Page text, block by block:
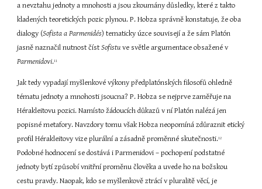
a nevztahu jednoty a mnohosti a jsou zkoumány důsledky, které z takto
kladených teoretických pozic plynou. P. Hobza správně konstatuje, že oba
dialogy (Sofista a Parmenidés) tematicky úzce souvisejí a že sám Platón
jasně naznačil nutnost číst Sofistu
Parmenidovi.11
Jak tedy vypadají myšlenkové výkony předplatónských filosofů ohledně
tématu jednoty a mnohosti jsoucna? P. Hobza se nejprve zaměřuje na
Hérakleitovu pozici. Namísto žádoucích důkazů v ní Platón nalézá jen
popisné metafory. Navzdory tomu však Hobza neopomíná zdůraznit etický
profil Hérakleitovy vize plurální a zásadně proměnné skutečnosti.12
Podobné hodnocení se dostává i Parmenidovi – pochopení podstatné
jednoty bytí způsobí vnitřní proměnu člověka a uvede ho na božskou
cestu pravdy. Naopak, kdo se myšlenkově ztrácí v pluralitě věcí, je